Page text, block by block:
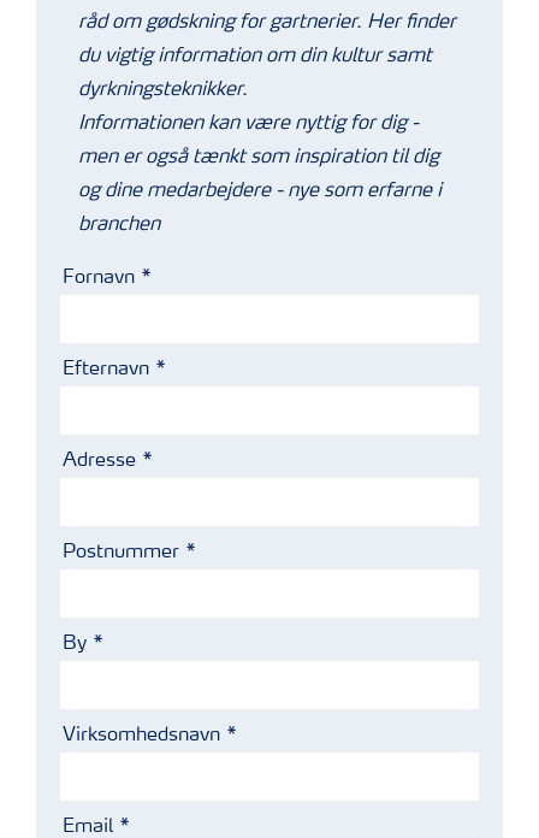
råd om gødskning for gartnerier. Her finder
du vigtig information om din kultur samt
dyrkningsteknikker.
Informationen kan være nyttig for dig -
men er også tænkt som inspiration til dig
og dine medarbejdere - nye som erfarne i
branchen
Fornavn
Efternavn
Adresse
Postnummer
By
Virksomhedsnavn
Email